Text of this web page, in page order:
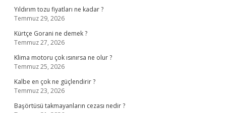
Yıldırım tozu fiyatları ne kadar ?
Temmuz 29, 2026
Kürtçe Gorani ne demek ?
Temmuz 27, 2026
Klima motoru çok ısınırsa ne olur ?
Temmuz 25, 2026
Kalbe en çok ne güçlendirir ?
Temmuz 23, 2026
Başörtüsü takmayanların cezası nedir ?